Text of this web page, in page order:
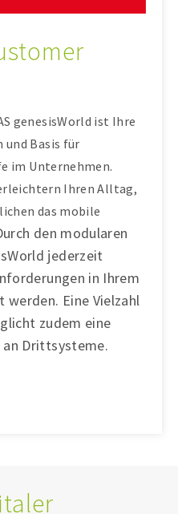
genesisWorld ist Ihre
Basis für
im Unternehmen.
Ihren Alltag,
das mobile
den modularen
jederzeit
in Ihrem
werden. Eine Vielzahl
zudem eine
an Drittsysteme.